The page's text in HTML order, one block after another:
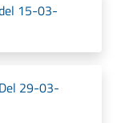
15-03-
29-03-